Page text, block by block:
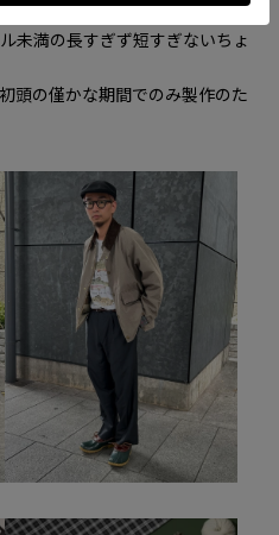
デル。
未満の長すぎず短すぎないちょ
頭の僅かな期間でのみ製作のた